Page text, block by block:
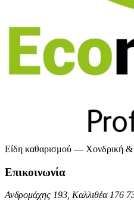
Είδη καθαρισμού — Χονδρική &
Επικοινωνία
Ανδρομάχης 193, Καλλιθέα 176